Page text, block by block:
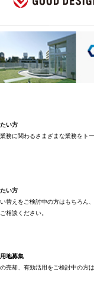
い方
務に関わるさまざまな業務をト
い方
替えをご検討中の方はもちろん
相談ください。
地募集
売却、有効活用をご検討中の方